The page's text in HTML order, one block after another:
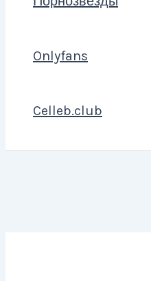
Onlyfans
Celleb.club